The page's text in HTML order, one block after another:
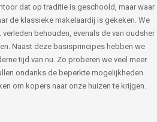
dat op traditie is geschoold, maar waar
de klassieke makelaardij is gekeken. We
behouden, evenals de van oudsher
Naast deze basisprincipes hebben we
tijd van nu. Zo proberen we veel meer
ondanks de beperkte mogelijkheden
om kopers naar onze huizen te krijgen.